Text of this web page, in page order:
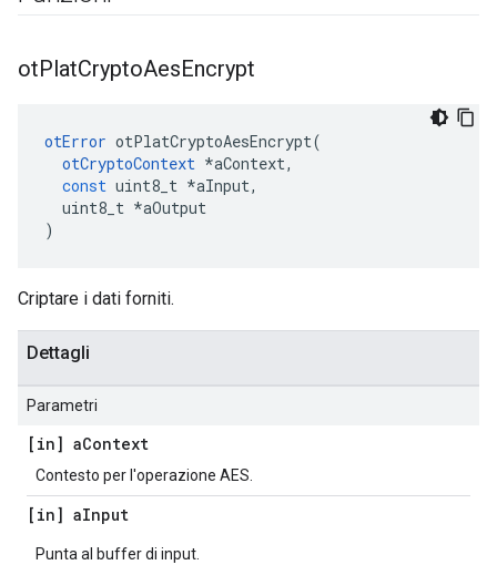
otPlatCryptoAesEncrypt
otError otPlatCryptoAesEncrypt(
otCryptoContext *aContext,
const uint8_t *aInput,
uint8_t *aOutput
)
Criptare i dati forniti.
Dettagli
Parametri
[in] aContext
Contesto per l'operazione AES.
[in] aInput
Punta al buffer di input.